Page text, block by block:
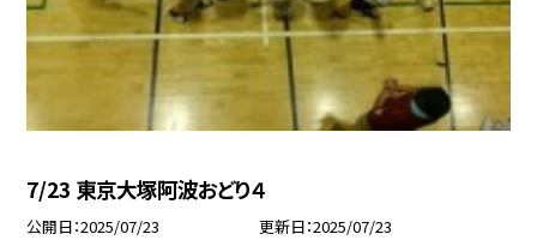
7/23 東京大塚阿波おどり４
公開日 2025/07/23 更新日 2025/07/23